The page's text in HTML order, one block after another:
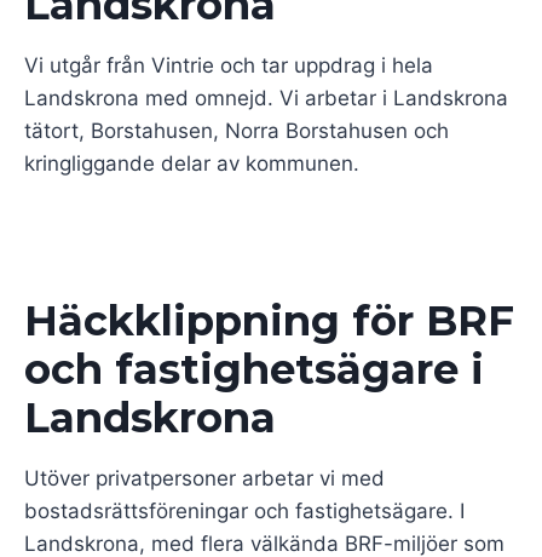
Vi utgår från Vintrie och tar uppdrag i hela
Landskrona med omnejd. Vi arbetar i Landskrona
tätort, Borstahusen, Norra Borstahusen och
kringliggande delar av kommunen.
Häckklippning för BRF
och fastighetsägare i
Landskrona
Utöver privatpersoner arbetar vi med
bostadsrättsföreningar och fastighetsägare. I
Landskrona, med flera välkända BRF-miljöer som